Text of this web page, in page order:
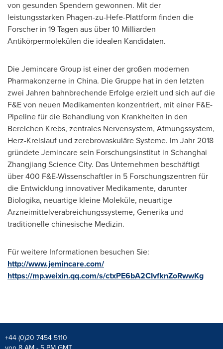
von gesunden Spendern gewonnen. Mit der
leistungsstarken Phagen-zu-Hefe-Plattform finden die
Forscher in 19 Tagen aus über 10 Milliarden
Antikörpermolekülen die idealen Kandidaten.
Die Jemincare Group ist einer der großen modernen
Pharmakonzerne in China. Die Gruppe hat in den letzten
zwei Jahren bahnbrechende Erfolge erzielt und sich auf die
F&E von neuen Medikamenten konzentriert, mit einer F&E-
Pipeline für die Behandlung von Krankheiten in den
Bereichen Krebs, zentrales Nervensystem, Atmungssystem,
Herz-Kreislauf und zerebrovaskuläre Systeme. Im Jahr2018
gründete Jemincare sein Forschungsinstitut in Schanghai
Zhangjiang Science City. Das Unternehmen beschäftigt
über 400 F&E-Wissenschaftler in 5 Forschungszentren für
die Entwicklung innovativer Medikamente, darunter
Biologika, neuartige kleine Moleküle, neuartige
Arzneimittelverabreichungssysteme, Generika und
traditionelle chinesische Medizin.
Für weitere Informationen besuchen Sie:
http://www.jemincare.com/
https://mp.weixin.qq.com/s/ctxPE6bA2CIvfknZoRwwKg
+44 (0)20 7454 5110